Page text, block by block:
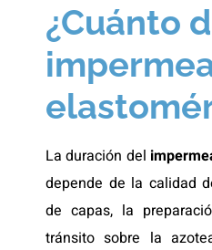
¿Cuánto
La duración del
depende de la calidad
de capas, la
tránsito sobre la